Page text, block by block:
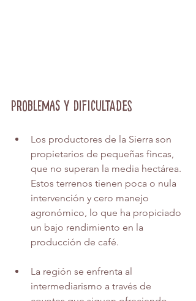
Problemas y dificultades
Los productores de la Sierra son
propietarios de pequeñas fincas,
que no superan la media hectárea.
Estos terrenos tienen poca o nula
intervención y cero manejo
agronómico, lo que ha propiciado
un bajo rendimiento en la
producción de café.
La región se enfrenta al
intermediarismo a través de